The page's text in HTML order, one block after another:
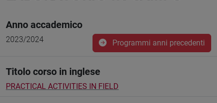
Anno accademico
2023/2024 Programmi anni precedenti
Titolo corso in inglese
PRACTICAL ACTIVITIES IN FIELD